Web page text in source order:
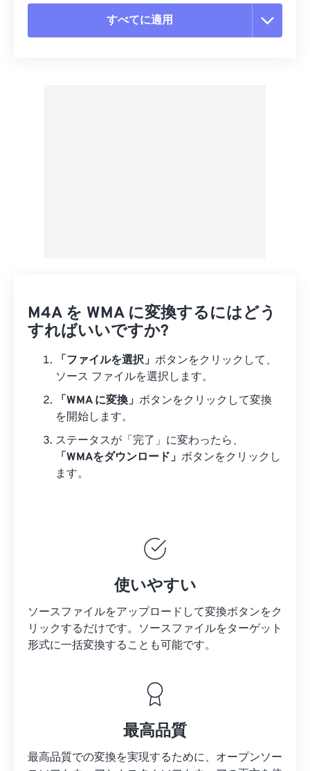
すべてに適用
M4A を WMA に変換するにはどう
すればいいですか?
「ファイルを選択」 ボタンをクリックして、
ソース ファイルを選択します。
「WMA に変換」 ボタンをクリックして変換
を開始します。
ステータスが「完了」に変わったら、
「WMAをダウンロード」 ボタンをクリックし
ます。
使いやすい
ソースファイルをアップロードして変換ボタンをク
リックするだけです。 ソースファイルをターゲット
形式に一括変換することも可能です。
最高品質
最高品質での変換を実現するために、オープンソー